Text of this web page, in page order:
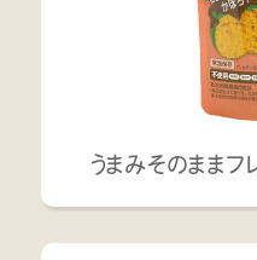
うまみそのまま